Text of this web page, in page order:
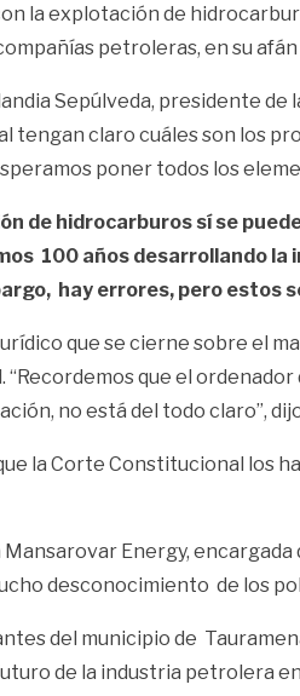
la explotación de
petroleras, en su
Sepúlveda, presidente
tengan claro cuáles son los
poner todos los
de hidrocarburos sí se
100 años desarrollando
hay errores, pero estos
que se cierne sobre el
“Recordemos que el
no está del todo claro”,
la Corte Constitucional los
Energy,
desconocimiento de los
del municipio de
de la industria petrolera